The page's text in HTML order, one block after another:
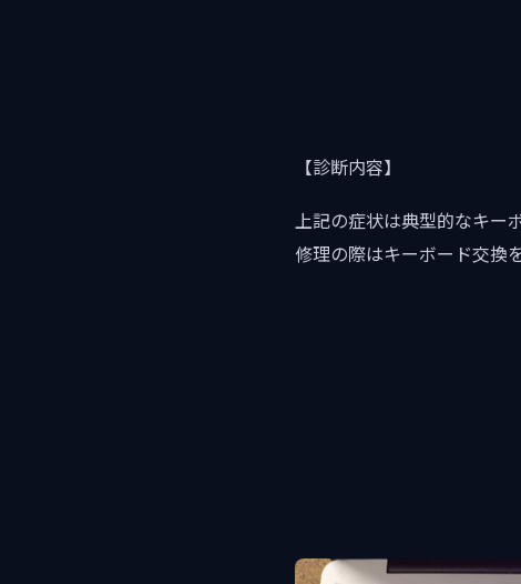
【診断内容】
上記の症状は典型的なキー
修理の際はキーボード交換